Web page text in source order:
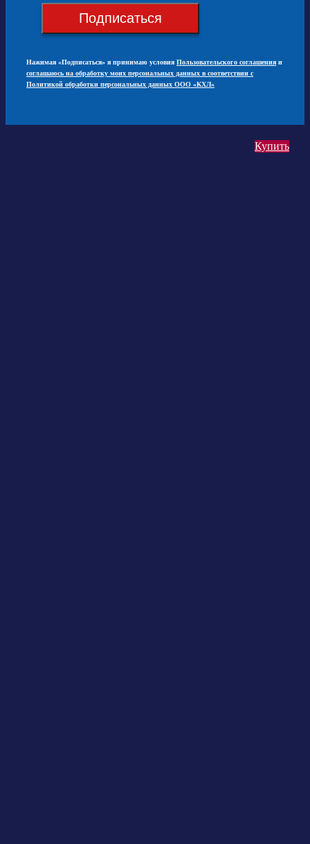
Купить
Подписаться
Нажимая «Подписаться» я принимаю условия Пользовательского соглашения и
соглашаюсь на обработку моих персональных данных в соответствии с
Политикой обработки персональных данных ООО «КХЛ»